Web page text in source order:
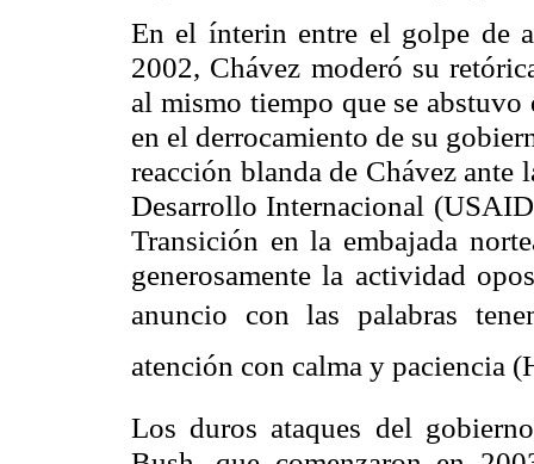
En el ínterin entre el golpe de
2002, Chávez moderó su
al mismo tiempo que se
en el derrocamiento de su
reacción blanda de Chávez
Desarrollo Internacional
Transición en la embajada
generosamente la actividad
anuncio con las palabras
atención con calma y paciencia
Los duros ataques del